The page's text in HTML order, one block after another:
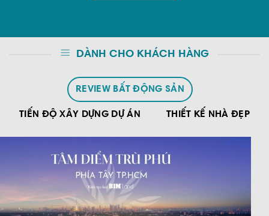
DÀNH CHO KHÁCH HÀNG
REVIEW BẤT ĐỘNG SẢN
TIẾN ĐỘ XÂY DỰNG DỰ ÁN THIẾT KẾ NHÀ ĐẸP